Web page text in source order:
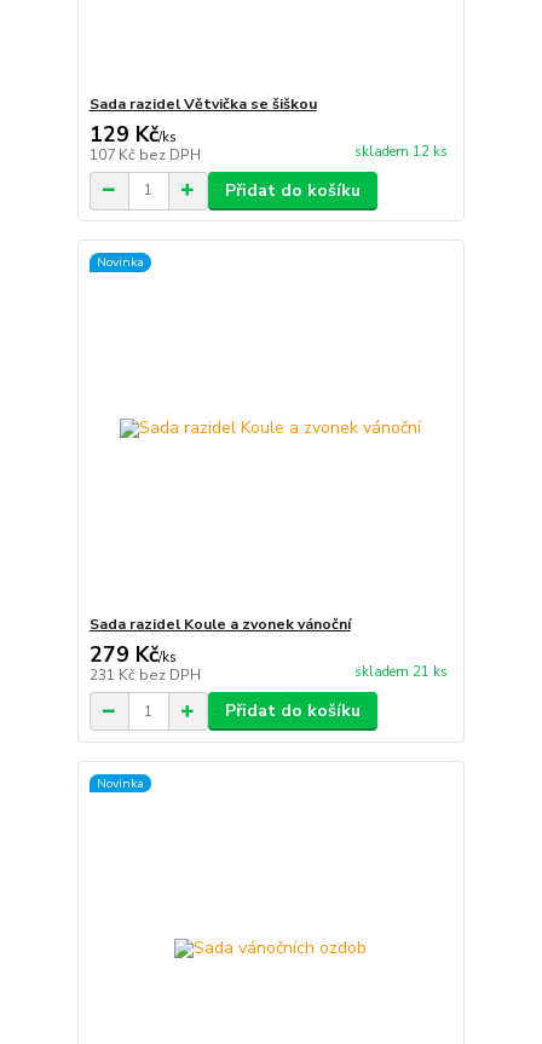
Sada razidel Větvička se šiškou
129 Kč/ks
107 Kč bez DPH skladem 12 ks
Přidat do košíku
Novinka
Sada razidel Koule a zvonek vánoční
279 Kč/ks
231 Kč bez DPH skladem 21 ks
Přidat do košíku
Novinka